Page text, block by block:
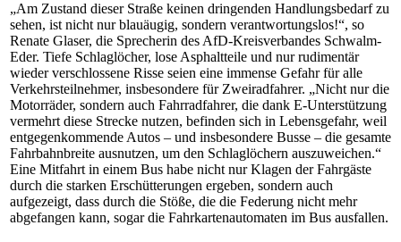
„Am Zustand dieser Straße keinen dringenden Handlungsbedarf zu
sehen, ist nicht nur blauäugig, sondern verantwortungslos!“, so
Renate Glaser, die Sprecherin des AfD-Kreisverbandes Schwalm-
Eder. Tiefe Schlaglöcher, lose Asphaltteile und nur rudimentär
wieder verschlossene Risse seien eine immense Gefahr für alle
Verkehrsteilnehmer, insbesondere für Zweiradfahrer. „Nicht nur die
Motorräder, sondern auch Fahrradfahrer, die dank E-Unterstützung
vermehrt diese Strecke nutzen, befinden sich in Lebensgefahr, weil
entgegenkommende Autos – und insbesondere Busse – die gesamte
Fahrbahnbreite ausnutzen, um den Schlaglöchern auszuweichen.“
Eine Mitfahrt in einem Bus habe nicht nur Klagen der Fahrgäste
durch die starken Erschütterungen ergeben, sondern auch
aufgezeigt, dass durch die Stöße, die die Federung nicht mehr
abgefangen kann, sogar die Fahrkartenautomaten im Bus ausfallen.